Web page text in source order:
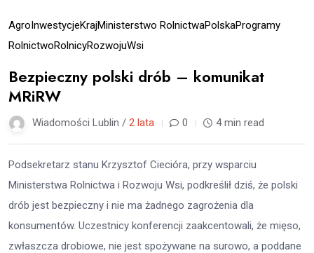
AgroInwestycjeKrajMinisterstwo RolnictwaPolskaProgramy
RolnictwoRolnicyRozwojuWsi
Bezpieczny polski drób – komunikat
MRiRW
Wiadomości Lublin / 2 lata 0 4 min read
Podsekretarz stanu Krzysztof Ciecióra, przy wsparciu
Ministerstwa Rolnictwa i Rozwoju Wsi, podkreślił dziś, że polski
drób jest bezpieczny i nie ma żadnego zagrożenia dla
konsumentów. Uczestnicy konferencji zaakcentowali, że mięso,
zwłaszcza drobiowe, nie jest spożywane na surowo, a poddane